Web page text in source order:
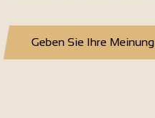
Geben Sie Ihre Meinung